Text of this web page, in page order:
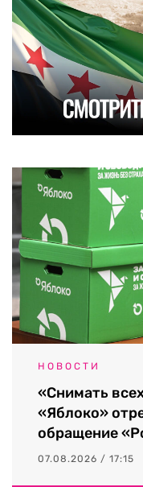
НОВОСТИ
«Снимать
«Яблоко»
обращение
07.08.2026 / 17:15